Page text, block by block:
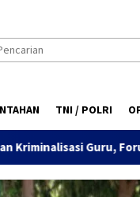
TNI / POLRI
Forum PAUD Jatim